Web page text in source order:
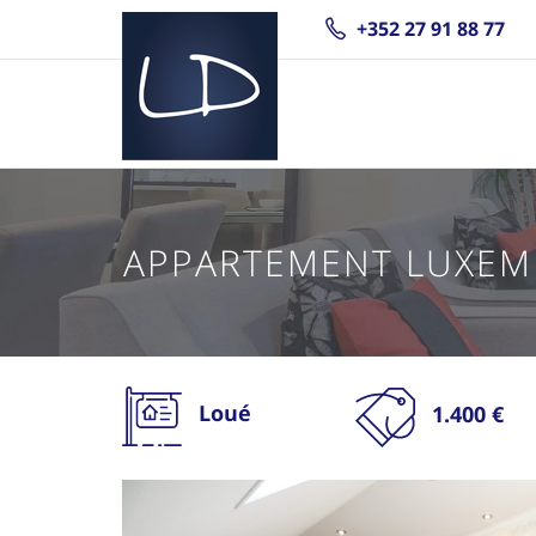
+352 27 91 88 77
APPARTEMENT
Loué 1.400 €